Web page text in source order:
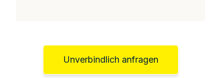
Unverbindlich anfragen